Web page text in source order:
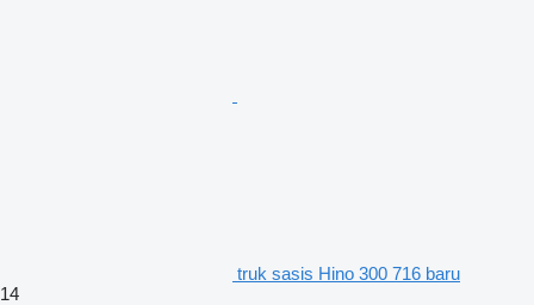
truk sasis Hino 300 716 baru
14